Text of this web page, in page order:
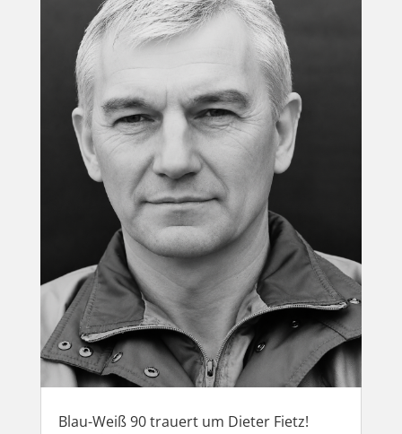
Blau-Weiß 90 trauert um Dieter Fietz!